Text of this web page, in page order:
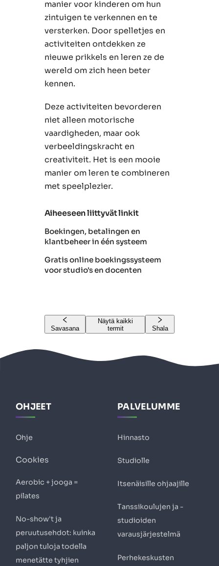
manier voor kinderen om hun
zintuigen te verkennen en te
versterken. Door spelletjes en
activiteiten ontdekken ze
nieuwe prikkels en leren ze de
wereld om zich heen beter
kennen.
Deze activiteiten bevorderen
niet alleen motorische
vaardigheden, maar ook
verbeeldingskracht en
creativiteit. Het is een mooie
manier om leren te combineren
met speelplezier.
Aiheeseen liittyvät linkit
Boekingen, betalingen en
klantbeheer in één systeem
Gratis online boekingssysteem
voor studio's en docenten
Savasana
Näytä kaikki
termit
Shala
OHJEET
Ohje
Cookies
Aerobic + jooga =
pilates
No-show't ja
peruutusehdot: kuinka
paljon tuloja todella
menetätte tyhjien
PALVELUMME
Hinnasto
Studiolle
Itsenäisille ohjaajille
Tanssikoulujen ja -
studioiden
varausjärjestelmä
Perhekeskusten